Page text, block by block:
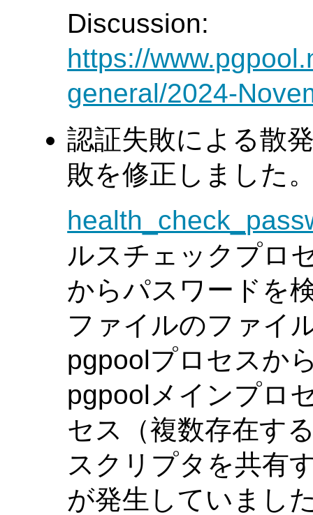
Discussion:
https://
general/2024-
認証失敗による散
敗を修正しました
ルスチェックプロ
からパスワードを
ファイルのファイ
pgpoolプロセスか
pgpoolメインプロ
セス（複数存在す
スクリプタを共有
が発生していまし